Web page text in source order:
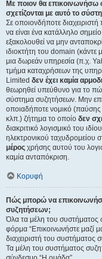
Με ποιον θα επικοινωνήσω
σχετίζονται με αυτό το
Σε οποιονδήποτε
να είναι ένα κατάλληλο
εξακολουθεί να μην
ιδιοκτήτη του domain (κάντε
μια δωρεάν υπηρεσία (π.χ.
τμήμα καταχρήσεων της
Limited δεν έχει καμία
θεωρηθεί υπεύθυνο για το
σύστημα συζητήσεων. Μην
οποιαδήποτε νομικό (παύσης
κλπ.) ζήτημα το οποίο δεν
διακριτικό λογισμικό του
ηλεκτρονικού ταχυδρομείου
μέρος χρήσης αυτού του
καμία ανταπόκριση.
Κορυφή
Πώς μπορώ να
συζητήσεων;
Όλα τα μέλη του συστήματος
φόρμα “Επικοινωνήστε μαζί
διαχειριστή του συστήματος
Τα μέλη του συστήματος